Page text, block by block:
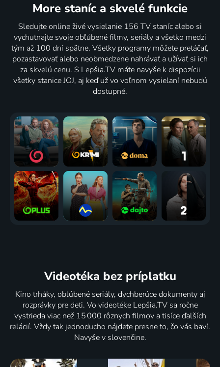
More staníc a skvelé funkcie
Sledujte online živé vysielanie 156 TV staníc alebo si
vychutnajte svoje obľúbené filmy, seriály a všetko medzi
tým až 100 dní spätne. Všetky programy môžete pretáčať,
pozastavovať alebo neobmedzene nahrávať a užívať si ich
za skvelú cenu. S Lepšia.TV máte navyše k dispozícii
všetky stanice JOJ, aj keď už vo voľnom vysielaní nebudú
dostupné.
Videotéka bez príplatku
Kino trháky, obľúbené seriály, dychberúce dokumenty aj
rozprávky pre deti. Vo videotéke Lepšia.TV sa ročne
vystrieda viac než 15 000 rôznych filmov a tisíce ďalších
relácií. Vždy tak jednoducho nájdete presne to, čo vás baví.
Navyše v slovenčine.